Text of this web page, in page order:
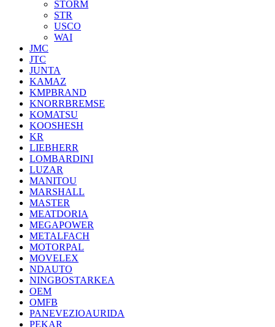
STORM
STR
USCO
WAI
JMC
JTC
JUNTA
KAMAZ
KMPBRAND
KNORRBREMSE
KOMATSU
KOOSHESH
KR
LIEBHERR
LOMBARDINI
LUZAR
MANITOU
MARSHALL
MASTER
MEATDORIA
MEGAPOWER
METALFACH
MOTORPAL
MOVELEX
NDAUTO
NINGBOSTARKEA
OEM
OMFB
PANEVEZIOAURIDA
PEKAR